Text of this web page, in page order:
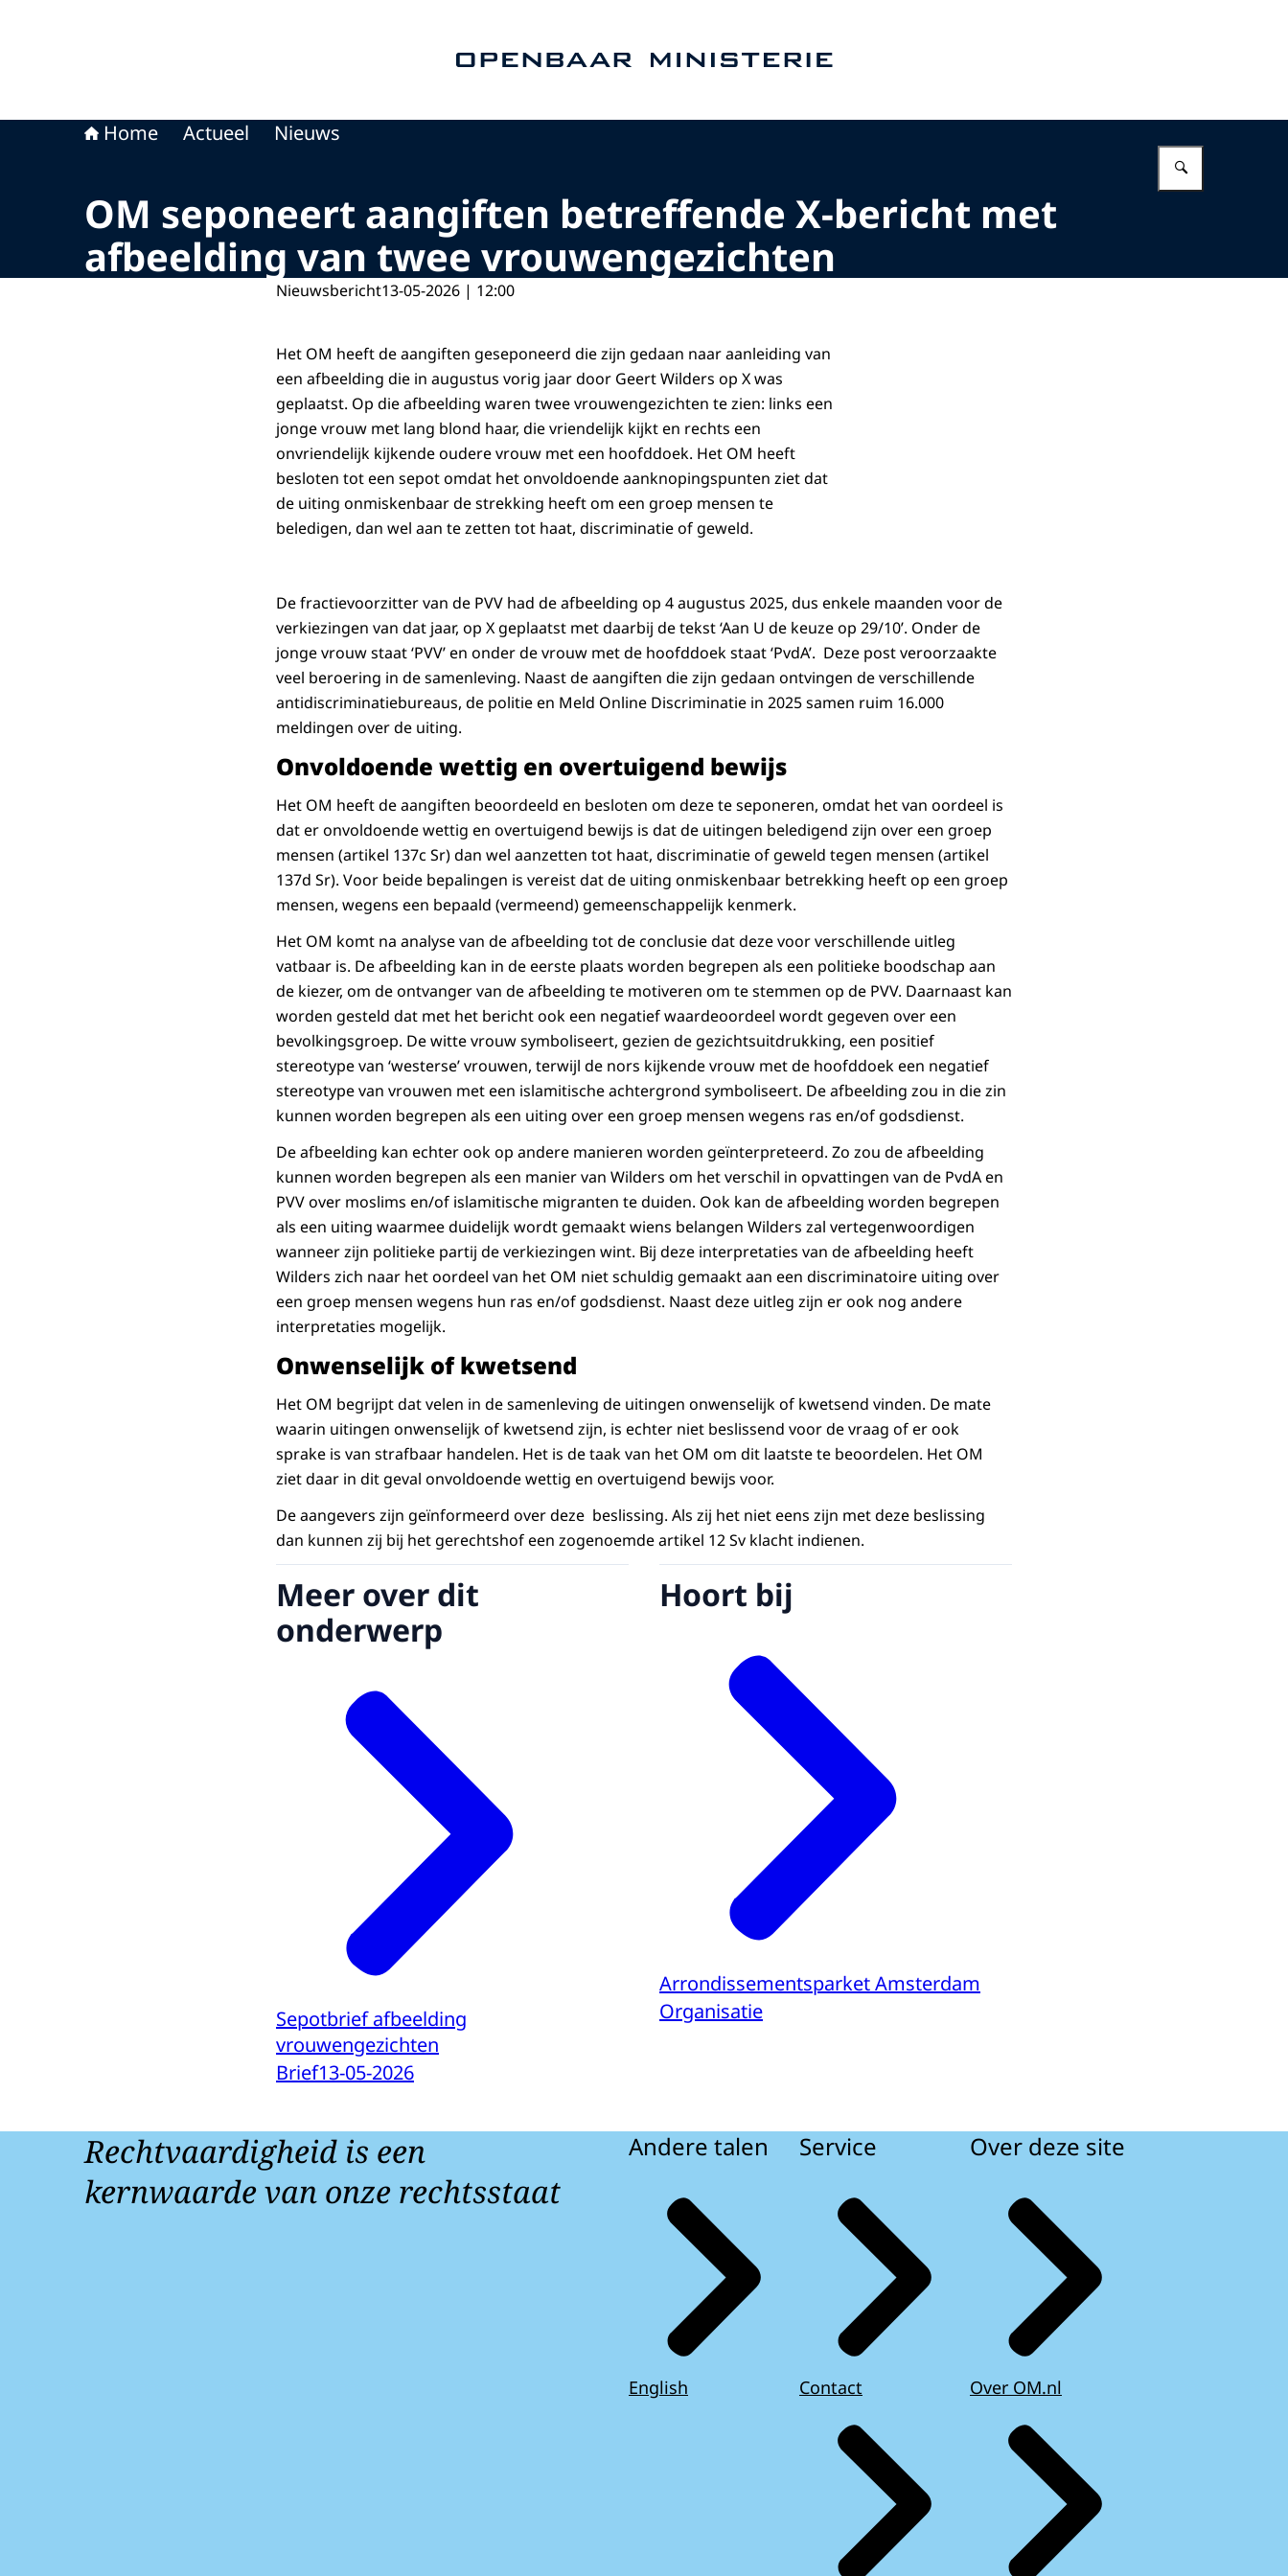
Home Actueel Nieuws
OM seponeert aangiften betreffende X-bericht met
afbeelding van twee vrouwengezichten
Nieuwsbericht13-05-2026 | 12:00
Het OM heeft de aangiften geseponeerd die zijn gedaan naar aanleiding van
een afbeelding die in augustus vorig jaar door Geert Wilders op X was
geplaatst. Op die afbeelding waren twee vrouwengezichten te zien: links een
jonge vrouw met lang blond haar, die vriendelijk kijkt en rechts een
onvriendelijk kijkende oudere vrouw met een hoofddoek. Het OM heeft
besloten tot een sepot omdat het onvoldoende aanknopingspunten ziet dat
de uiting onmiskenbaar de strekking heeft om een groep mensen te
beledigen, dan wel aan te zetten tot haat, discriminatie of geweld.
De fractievoorzitter van de PVV had de afbeelding op 4 augustus 2025, dus enkele maanden voor de
verkiezingen van dat jaar, op X geplaatst met daarbij de tekst ‘Aan U de keuze op 29/10’. Onder de
jonge vrouw staat ‘PVV’ en onder de vrouw met de hoofddoek staat ‘PvdA’. Deze post veroorzaakte
veel beroering in de samenleving. Naast de aangiften die zijn gedaan ontvingen de verschillende
antidiscriminatiebureaus, de politie en Meld Online Discriminatie in 2025 samen ruim 16.000
meldingen over de uiting.
Onvoldoende wettig en overtuigend bewijs
Het OM heeft de aangiften beoordeeld en besloten om deze te seponeren, omdat het van oordeel is
dat er onvoldoende wettig en overtuigend bewijs is dat de uitingen beledigend zijn over een groep
mensen (artikel 137c Sr) dan wel aanzetten tot haat, discriminatie of geweld tegen mensen (artikel
137d Sr). Voor beide bepalingen is vereist dat de uiting onmiskenbaar betrekking heeft op een groep
mensen, wegens een bepaald (vermeend) gemeenschappelijk kenmerk.
Het OM komt na analyse van de afbeelding tot de conclusie dat deze voor verschillende uitleg
vatbaar is. De afbeelding kan in de eerste plaats worden begrepen als een politieke boodschap aan
de kiezer, om de ontvanger van de afbeelding te motiveren om te stemmen op de PVV. Daarnaast kan
worden gesteld dat met het bericht ook een negatief waardeoordeel wordt gegeven over een
bevolkingsgroep. De witte vrouw symboliseert, gezien de gezichtsuitdrukking, een positief
stereotype van ‘westerse’ vrouwen, terwijl de nors kijkende vrouw met de hoofddoek een negatief
stereotype van vrouwen met een islamitische achtergrond symboliseert. De afbeelding zou in die zin
kunnen worden begrepen als een uiting over een groep mensen wegens ras en/of godsdienst.
De afbeelding kan echter ook op andere manieren worden geïnterpreteerd. Zo zou de afbeelding
kunnen worden begrepen als een manier van Wilders om het verschil in opvattingen van de PvdA en
PVV over moslims en/of islamitische migranten te duiden. Ook kan de afbeelding worden begrepen
als een uiting waarmee duidelijk wordt gemaakt wiens belangen Wilders zal vertegenwoordigen
wanneer zijn politieke partij de verkiezingen wint. Bij deze interpretaties van de afbeelding heeft
Wilders zich naar het oordeel van het OM niet schuldig gemaakt aan een discriminatoire uiting over
een groep mensen wegens hun ras en/of godsdienst. Naast deze uitleg zijn er ook nog andere
interpretaties mogelijk.
Onwenselijk of kwetsend
Het OM begrijpt dat velen in de samenleving de uitingen onwenselijk of kwetsend vinden. De mate
waarin uitingen onwenselijk of kwetsend zijn, is echter niet beslissend voor de vraag of er ook
sprake is van strafbaar handelen. Het is de taak van het OM om dit laatste te beoordelen. Het OM
ziet daar in dit geval onvoldoende wettig en overtuigend bewijs voor.
De aangevers zijn geïnformeerd over deze beslissing. Als zij het niet eens zijn met deze beslissing
dan kunnen zij bij het gerechtshof een zogenoemde artikel 12 Sv klacht indienen.
Meer over dit
onderwerp
Sepotbrief afbeelding
vrouwengezichten
Brief13-05-2026
Hoort bij
Arrondissementsparket Amsterdam
Organisatie
Rechtvaardigheid is een
kernwaarde van onze rechtsstaat
Andere talen
English
Service
Contact
Over deze site
Over OM.nl